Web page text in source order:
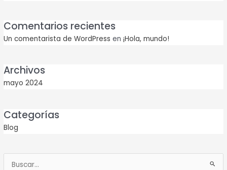
Comentarios recientes
Un comentarista de WordPress en¡Hola, mundo!
Archivos
mayo 2024
Categorías
Blog
Buscar